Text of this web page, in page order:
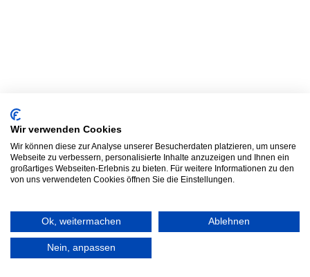
Wir verwenden Cookies
Wir können diese zur Analyse unserer Besucherdaten platzieren, um unsere
Webseite zu verbessern, personalisierte Inhalte anzuzeigen und Ihnen ein
großartiges Webseiten-Erlebnis zu bieten. Für weitere Informationen zu den
von uns verwendeten Cookies öffnen Sie die Einstellungen.
Ok, weitermachen Ablehnen
Nein, anpassen